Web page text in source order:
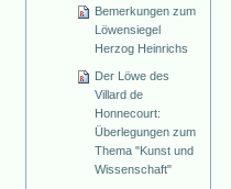
Bemerkungen zum
Löwensiegel
Herzog Heinrichs
Der Löwe des
Villard de
Honnecourt:
Überlegungen zum
Thema "Kunst und
Wissenschaft"